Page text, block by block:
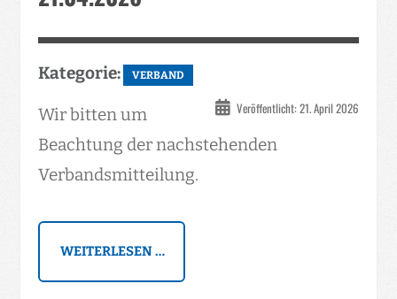
Kategorie: VERBAND
Veröffentlicht: 21. April 2026
Wir bitten um
Beachtung der nachstehenden
Verbandsmitteilung.
WEITERLESEN …